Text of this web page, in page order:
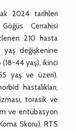
2024 tarihleri
Cerrahisi
210 hasta
değişkenine
(18-44 yaş), ikinci
yaş ve üzeri).
hastalıkları,
torasik ve
ve entübasyon
Skoru), RTS